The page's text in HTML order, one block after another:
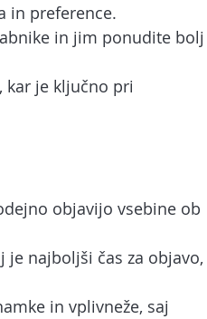
in preference.
in jim ponudite bolj
kar je ključno pri
objavijo vsebine ob
je najboljši čas za objavo,
in vplivneže, saj